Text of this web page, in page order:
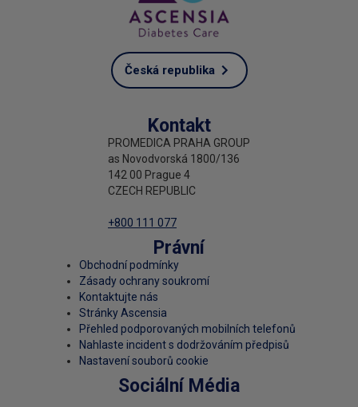
Česká republika
Kontakt
PROMEDICA PRAHA GROUP
as Novodvorská 1800/136
142 00 Prague 4
CZECH REPUBLIC
+800 111 077
Právní
Obchodní podmínky
Zásady ochrany soukromí
Kontaktujte nás
Stránky Ascensia
Přehled podporovaných mobilních telefonů
Nahlaste incident s dodržováním předpisů
Nastavení souborů cookie
Sociální Média